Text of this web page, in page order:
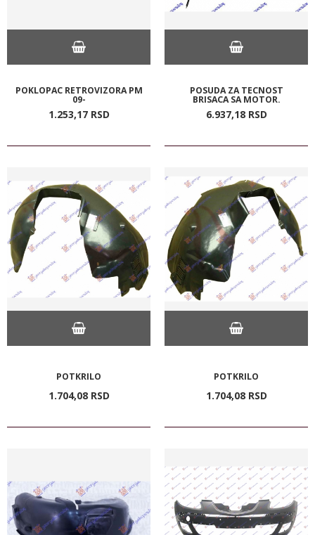
POKLOPAC RETROVIZORA PM
09-
1.253,17 RSD
POSUDA ZA TECNOST
BRISACA SA MOTOR.
6.937,18 RSD
POTKRILO
1.704,08 RSD
POTKRILO
1.704,08 RSD